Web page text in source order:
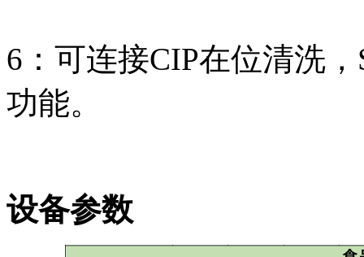
6：可连接CIP在位清洗
功能。
设备参数